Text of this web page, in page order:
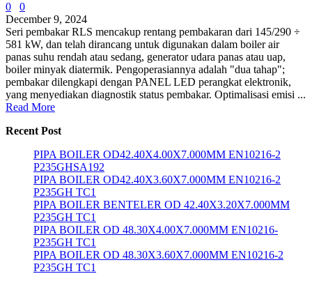
0
0
December 9, 2024
Seri pembakar RLS mencakup rentang pembakaran dari 145/290 ÷
581 kW, dan telah dirancang untuk digunakan dalam boiler air
panas suhu rendah atau sedang, generator udara panas atau uap,
boiler minyak diatermik. Pengoperasiannya adalah "dua tahap";
pembakar dilengkapi dengan PANEL LED perangkat elektronik,
yang menyediakan diagnostik status pembakar. Optimalisasi emisi ...
Read More
Recent Post
PIPA BOILER OD42.40X4.00X7.000MM EN10216-2
P235GHSA192
PIPA BOILER OD42.40X3.60X7.000MM EN10216-2
P235GH TC1
PIPA BOILER BENTELER OD 42.40X3.20X7.000MM
P235GH TC1
PIPA BOILER OD 48.30X4.00X7.000MM EN10216-
P235GH TC1
PIPA BOILER OD 48.30X3.60X7.000MM EN10216-2
P235GH TC1